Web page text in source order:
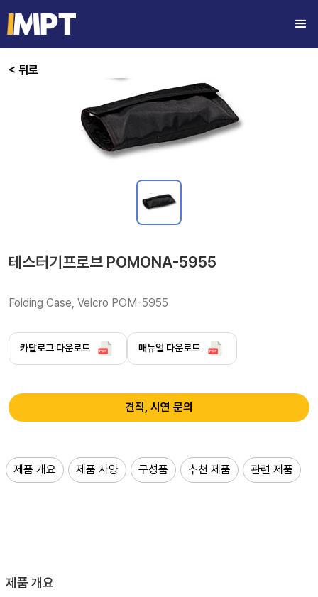
< 뒤로
테스터기프로브 POMONA-5955
Folding Case, Velcro POM-5955
카탈로그 다운로드 매뉴얼 다운로드
견적, 시연 문의
제품 개요 제품 사양 구성품 추천 제품 관련 제품
제품 개요